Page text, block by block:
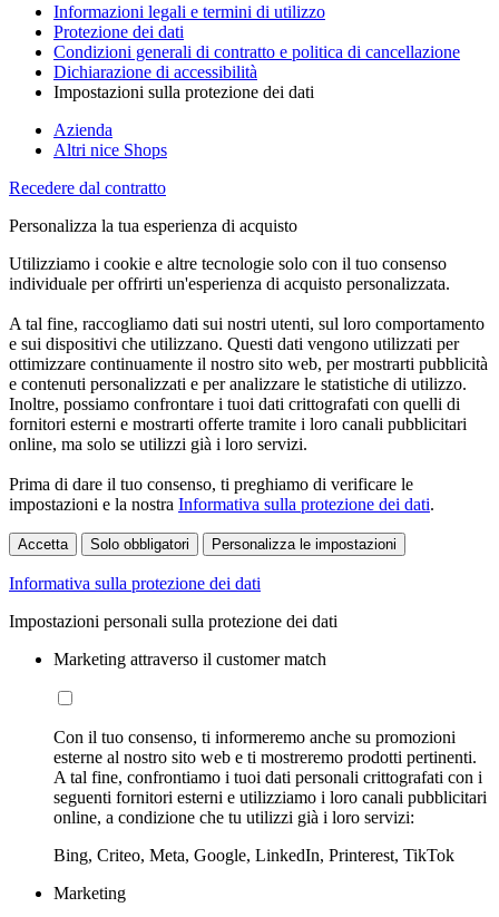
Informazioni legali e termini di utilizzo
Protezione dei dati
Condizioni generali di contratto e politica di cancellazione
Dichiarazione di accessibilità
Impostazioni sulla protezione dei dati
Azienda
Altri nice Shops
Recedere dal contratto
Personalizza la tua esperienza di acquisto
Utilizziamo i cookie e altre tecnologie solo con il tuo consenso
individuale per offrirti un'esperienza di acquisto personalizzata.
A tal fine, raccogliamo dati sui nostri utenti, sul loro comportamento
e sui dispositivi che utilizzano. Questi dati vengono utilizzati per
ottimizzare continuamente il nostro sito web, per mostrarti pubblicità
e contenuti personalizzati e per analizzare le statistiche di utilizzo.
Inoltre, possiamo confrontare i tuoi dati crittografati con quelli di
fornitori esterni e mostrarti offerte tramite i loro canali pubblicitari
online, ma solo se utilizzi già i loro servizi.
Prima di dare il tuo consenso, ti preghiamo di verificare le
impostazioni e la nostra Informativa sulla protezione dei dati.
Accetta Solo obbligatori Personalizza le impostazioni
Informativa sulla protezione dei dati
Impostazioni personali sulla protezione dei dati
Marketing attraverso il customer match
Con il tuo consenso, ti informeremo anche su promozioni
esterne al nostro sito web e ti mostreremo prodotti pertinenti.
A tal fine, confrontiamo i tuoi dati personali crittografati con i
seguenti fornitori esterni e utilizziamo i loro canali pubblicitari
online, a condizione che tu utilizzi già i loro servizi:
Bing, Criteo, Meta, Google, LinkedIn, Printerest, TikTok
Marketing